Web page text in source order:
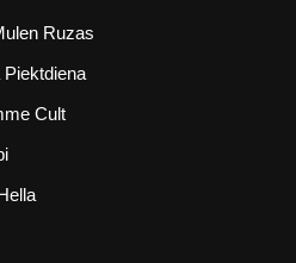
Ruzas
Piektdiena
Cult